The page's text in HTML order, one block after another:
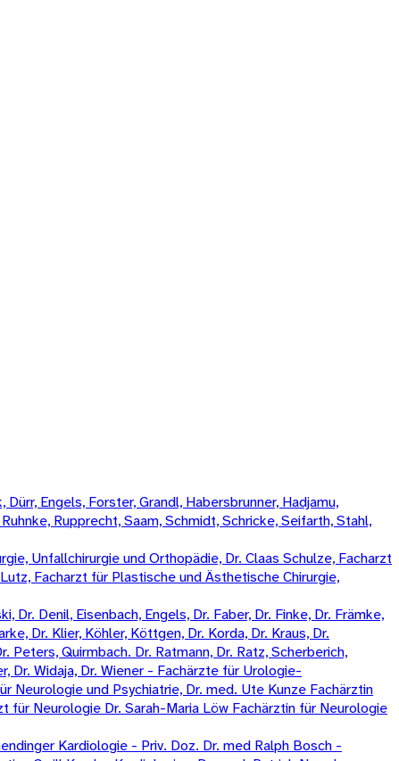
Engels, Forster, Grandl, Habersbrunner, Hadjamu,
Rupprecht, Saam, Schmidt, Schricke, Seifarth, Stahl,
Unfallchirurgie und Orthopädie, Dr. Claas Schulze, Facharzt
Facharzt für Plastische und Ästhetische Chirurgie,
Dr. Denil, Eisenbach, Engels, Dr. Faber, Dr. Finke, Dr. Främke,
Dr. Klier, Köhler, Köttgen, Dr. Korda, Dr. Kraus, Dr.
Peters, Quirmbach. Dr. Ratmann, Dr. Ratz, Scherberich,
Dr. Widaja, Dr. Wiener - Fachärzte für Urologie-
Neurologie und Psychiatrie, Dr. med. Ute Kunze Fachärztin
für Neurologie Dr. Sarah-Maria Löw Fachärztin für Neurologie
Kardiologie - Priv. Doz. Dr. med Ralph Bosch -